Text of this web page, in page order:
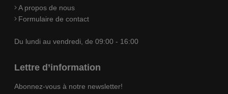
A propos de nous
Formulaire de contact
Du lundi au vendredi, de 09:00 - 16:00
Lettre d’information
Abonnez-vous à notre newsletter!